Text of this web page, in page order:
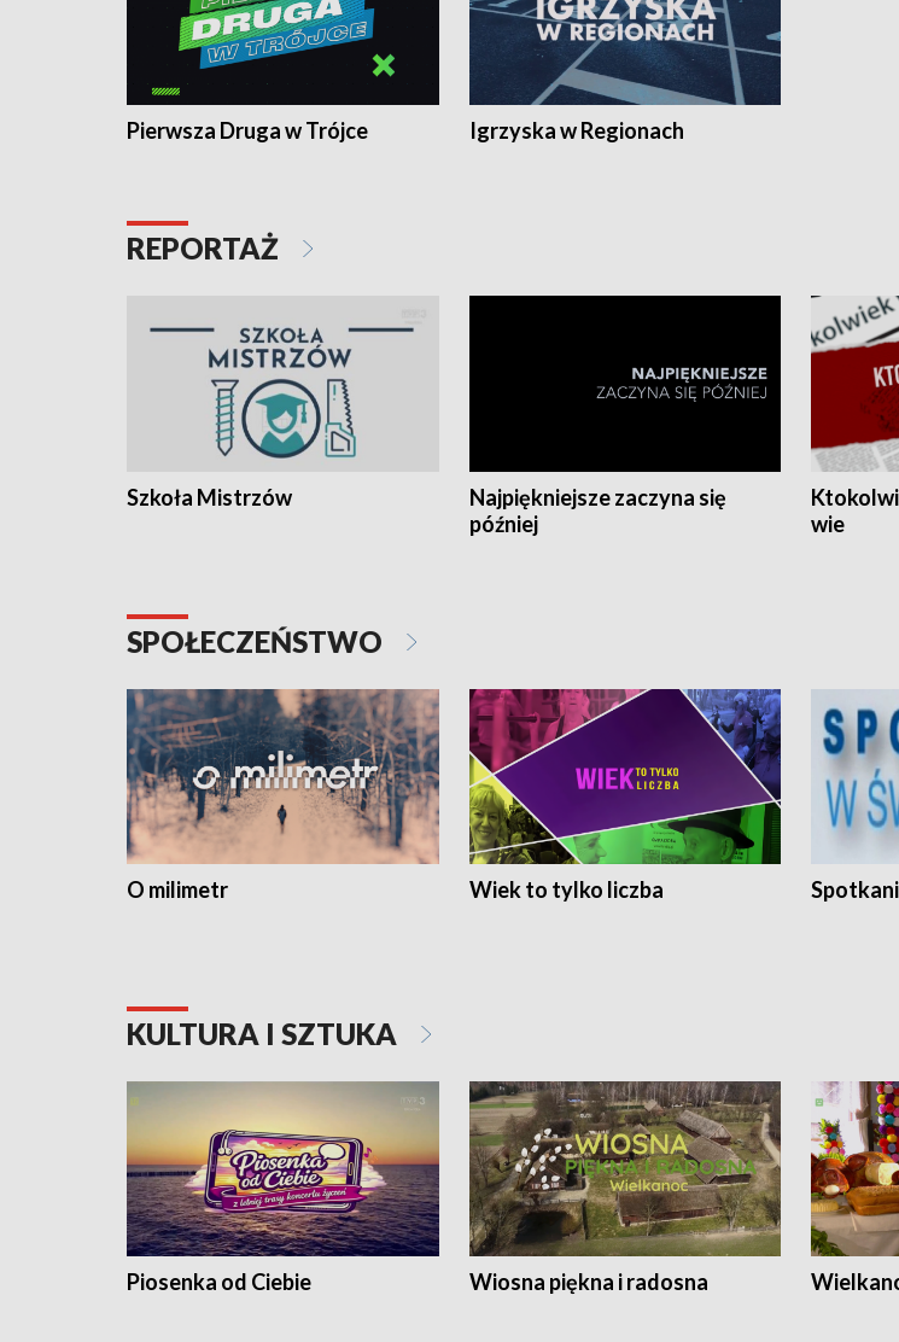
Pierwsza Druga w Trójce Igrzyska w Regionach
REPORTAŻ
Szkoła Mistrzów
Najpiękniejsze zaczyna się
później
wie
SPOŁECZEŃSTWO
O milimetr Wiek to tylko liczba
KULTURA I SZTUKA
Piosenka od Ciebie Wiosna piękna i radosna